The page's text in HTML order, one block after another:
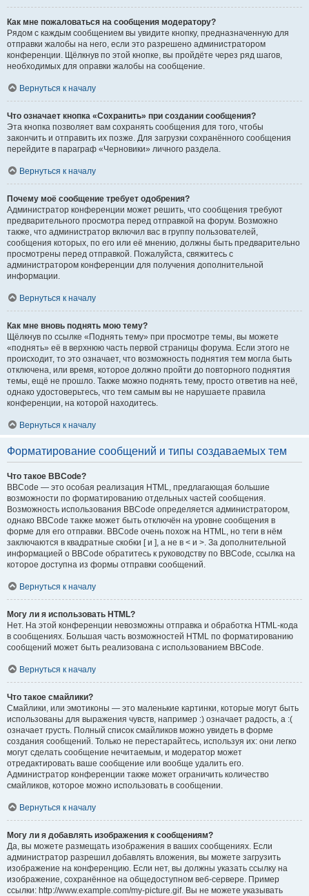
Как мне пожаловаться на сообщения модератору?
Рядом с каждым сообщением вы увидите кнопку, предназначенную для
отправки жалобы на него, если это разрешено администратором
конференции. Щёлкнув по этой кнопке, вы пройдёте через ряд шагов,
необходимых для оправки жалобы на сообщение.
Вернуться к началу
Что означает кнопка «Сохранить» при создании сообщения?
Эта кнопка позволяет вам сохранять сообщения для того, чтобы
закончить и отправить их позже. Для загрузки сохранённого сообщения
перейдите в параграф «Черновики» личного раздела.
Вернуться к началу
Почему моё сообщение требует одобрения?
Администратор конференции может решить, что сообщения требуют
предварительного просмотра перед отправкой на форум. Возможно
также, что администратор включил вас в группу пользователей,
сообщения которых, по его или её мнению, должны быть предварительно
просмотрены перед отправкой. Пожалуйста, свяжитесь с
администратором конференции для получения дополнительной
информации.
Вернуться к началу
Как мне вновь поднять мою тему?
Щёлкнув по ссылке «Поднять тему» при просмотре темы, вы можете
«поднять» её в верхнюю часть первой страницы форума. Если этого не
происходит, то это означает, что возможность поднятия тем могла быть
отключена, или время, которое должно пройти до повторного поднятия
темы, ещё не прошло. Также можно поднять тему, просто ответив на неё,
однако удостоверьтесь, что тем самым вы не нарушаете правила
конференции, на которой находитесь.
Вернуться к началу
Форматирование сообщений и типы создаваемых тем
Что такое BBCode?
BBCode — это особая реализация HTML, предлагающая большие
возможности по форматированию отдельных частей сообщения.
Возможность использования BBCode определяется администратором,
однако BBCode также может быть отключён на уровне сообщения в
форме для его отправки. BBCode очень похож на HTML, но теги в нём
заключаются в квадратные скобки [ и ], а не в < и >. За дополнительной
информацией о BBCode обратитесь к руководству по BBCode, ссылка на
которое доступна из формы отправки сообщений.
Вернуться к началу
Могу ли я использовать HTML?
Нет. На этой конференции невозможны отправка и обработка HTML-кода
в сообщениях. Большая часть возможностей HTML по форматированию
сообщений может быть реализована с использованием BBCode.
Вернуться к началу
Что такое смайлики?
Смайлики, или эмотиконы — это маленькие картинки, которые могут быть
использованы для выражения чувств, например :) означает радость, а :(
означает грусть. Полный список смайликов можно увидеть в форме
создания сообщений. Только не перестарайтесь, используя их: они легко
могут сделать сообщение нечитаемым, и модератор может
отредактировать ваше сообщение или вообще удалить его.
Администратор конференции также может ограничить количество
смайликов, которое можно использовать в сообщении.
Вернуться к началу
Могу ли я добавлять изображения к сообщениям?
Да, вы можете размещать изображения в ваших сообщениях. Если
администратор разрешил добавлять вложения, вы можете загрузить
изображение на конференцию. Если нет, вы должны указать ссылку на
изображение, сохранённое на общедоступном веб-сервере. Пример
ссылки: http://www.example.com/my-picture.gif. Вы не можете указывать